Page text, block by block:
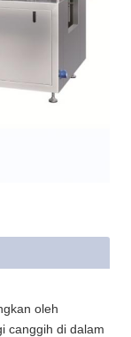
oleh
canggih di dalam